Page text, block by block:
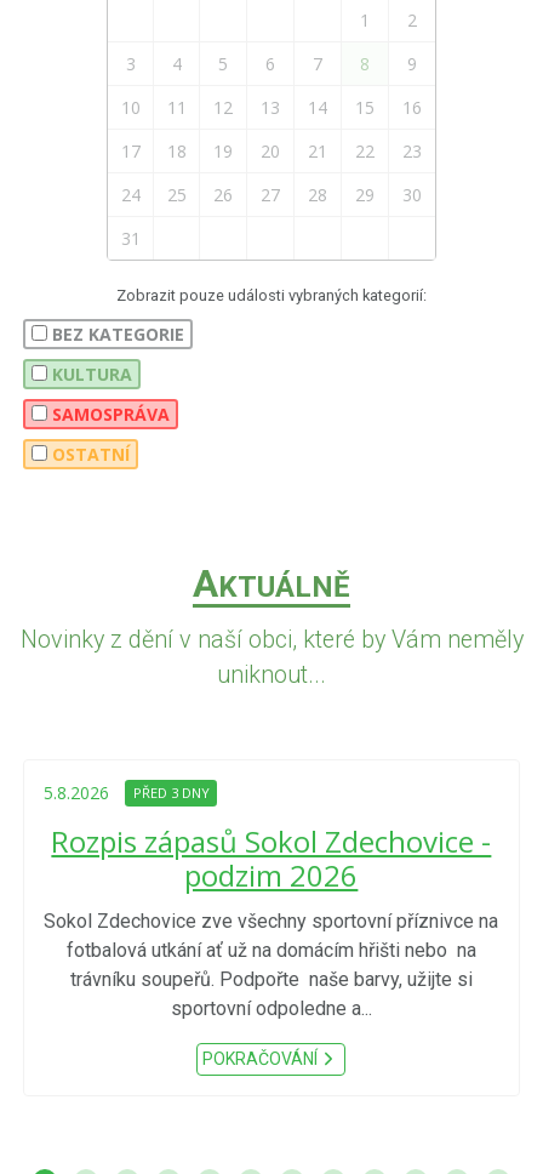
1
2
3
4 5 6 7 8
9
10
11 12 13 14 15
16
17
18 19 20 21 22
23
24
25 26 27 28 29
30
31
Zobrazit pouze události vybraných kategorií:
BEZ KATEGORIE
KULTURA
SAMOSPRÁVA
OSTATNÍ
AKTUÁLNĚ
Novinky z dění v naší obci, které by Vám neměly
uniknout...
5.8.2026 PŘED 3 DNY
Rozpis zápasů Sokol Zdechovice -
podzim 2026
Sokol Zdechovice zve všechny sportovní příznivce na
fotbalová utkání ať už na domácím hřišti nebo na
trávníku soupeřů. Podpořte naše barvy, užijte si
sportovní odpoledne a...
POKRAČOVÁNÍ